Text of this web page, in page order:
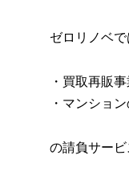
ゼロリノベ
・買取再販
・マンショ
の請負サービ